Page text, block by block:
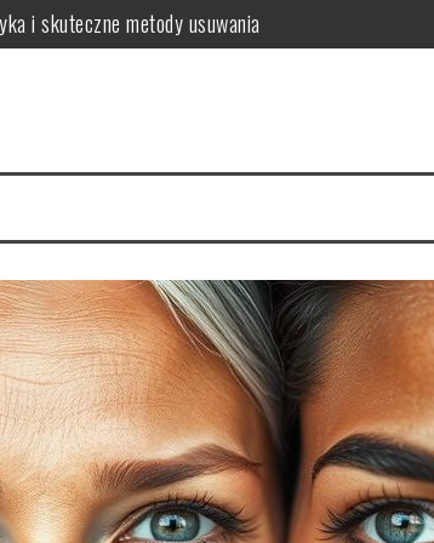
i skuteczne metody usuwania
włosów?
dla zdrowia